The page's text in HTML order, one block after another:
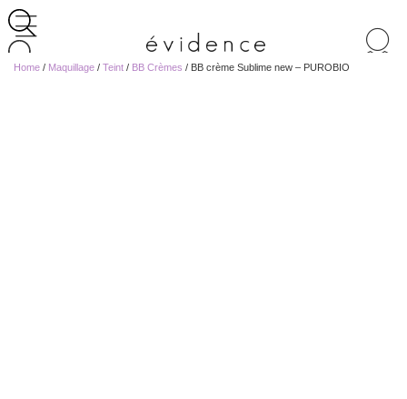
de
Home / Maquillage / Teint / BB Crèmes / BB crème Sublime new – PUROBIO